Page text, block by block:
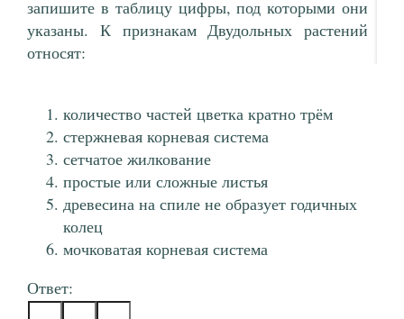
запишите в таблицу цифры, под которыми они
указаны. К признакам Двудольных растений
относят:
количество частей цветка кратно трём
стержневая корневая система
сетчатое жилкование
простые или сложные листья
древесина на спиле не образует годичных
колец
мочковатая корневая система
Ответ: